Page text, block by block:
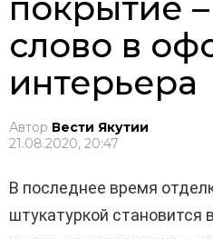
слово в
интерьера
Автор Вести Якутии
21.08.2020, 20:47
В последнее время
штукатуркой становится